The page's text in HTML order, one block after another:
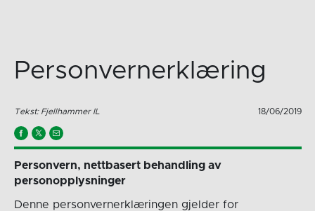
Personvernerklæring
Tekst: Fjellhammer IL 18/06/2019
Personvern, nettbasert behandling av
personopplysninger
Denne personvernerklæringen gjelder for